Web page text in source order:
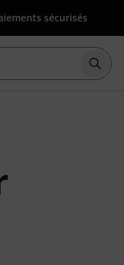
sécurisés